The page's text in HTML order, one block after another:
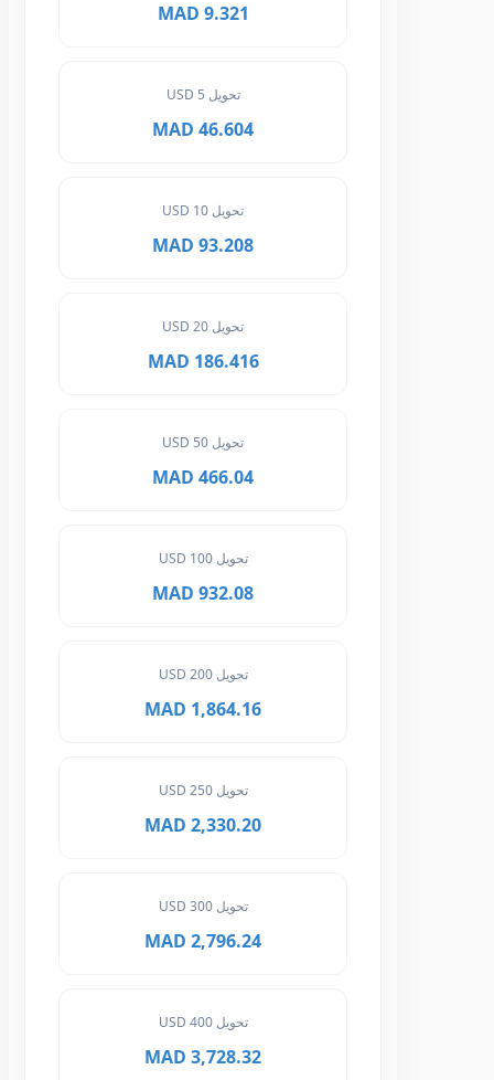
9.321 MAD
تحويل 5 USD
46.604 MAD
93.208 MAD
186.416 MAD
466.04 MAD
تحويل 100 USD
932.08 MAD
تحويل 200 USD
1,864.16 MAD
تحويل 250 USD
2,330.20 MAD
تحويل 300 USD
2,796.24 MAD
تحويل 400 USD
3,728.32 MAD